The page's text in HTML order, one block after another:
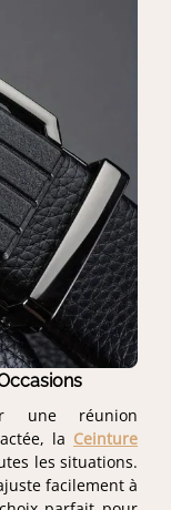
une réunion
la Ceinture
les situations.
facilement à